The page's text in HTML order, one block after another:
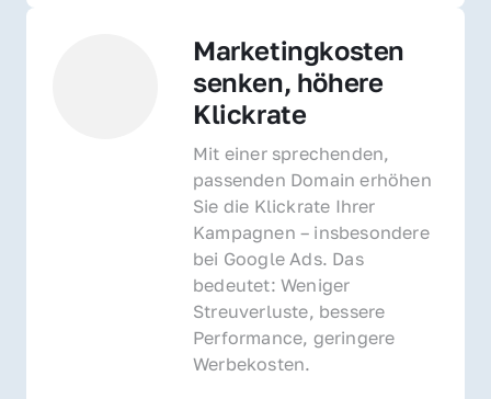
Marketingkosten
senken, höhere
Klickrate
Mit einer sprechenden,
passenden Domain erhöhen
Sie die Klickrate Ihrer
Kampagnen – insbesondere
bei Google Ads. Das
bedeutet: Weniger
Streuverluste, bessere
Performance, geringere
Werbekosten.